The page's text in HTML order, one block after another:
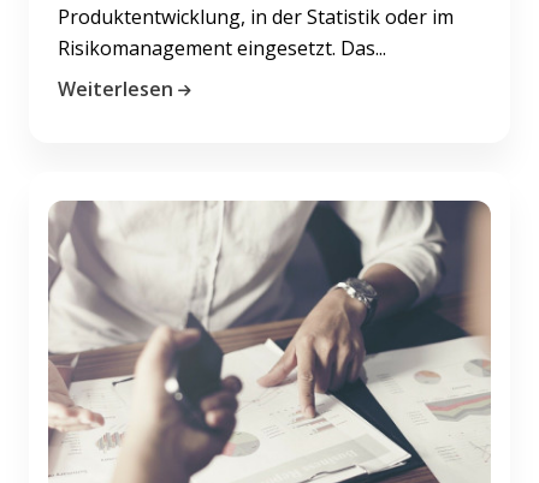
Produktentwicklung, in der Statistik oder im
Risikomanagement eingesetzt. Das...
Weiterlesen